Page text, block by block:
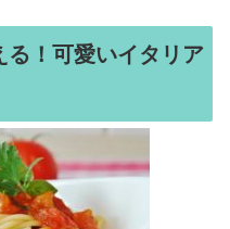
る！可愛いイタリア